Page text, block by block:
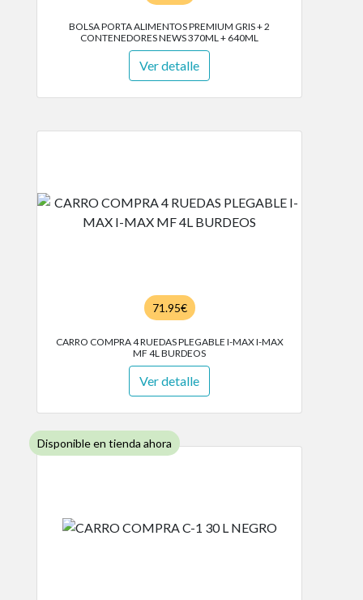
BOLSA PORTA ALIMENTOS PREMIUM GRIS + 2
CONTENEDORES NEWS 370ML + 640ML
Ver detalle
71.95€
CARRO COMPRA 4 RUEDAS PLEGABLE I-MAX I-MAX
MF 4L BURDEOS
Ver detalle
Disponible en tienda ahora